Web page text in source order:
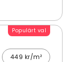
Populärt val
449 kr/m²